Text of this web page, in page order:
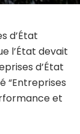
d’État
l’État devait
d’État
“Entreprises
et